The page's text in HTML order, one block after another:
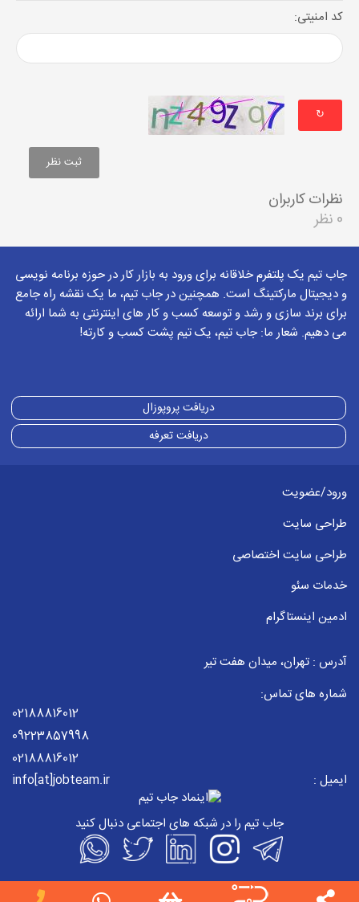
کد امنیتی:
↻
نظرات کاربران
0 نظر
جاب تیم یک پلتفرم خلاقانه برای ورود به بازار کار در حوزه برنامه نویسی
و دیجیتال مارکتینگ است. همچنین در جاب تیم، ما یک نقشه راه جامع
برای برند سازی و رشد و توسعه کسب و کار های اینترنتی به شما ارائه
می دهیم. شعار ما: جاب تیم، یک تیم پشت کسب و کارته!
دریافت پروپوزال
دریافت تعرفه
ورود/عضویت
طراحی سایت
طراحی سایت اختصاصی
خدمات سئو
ادمین اینستاگرام
آدرس : تهران، میدان هفت تیر
شماره های تماس:
02188816012
09223857998
02188816012
ایمیل :
info[at]jobteam.ir
جاب تیم را در شبکه های اجتماعی دنبال کنید